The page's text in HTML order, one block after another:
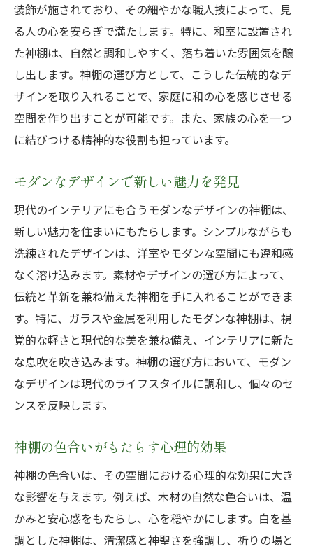
家庭内での最適な設置場所の見つけ方
空間の使い方を考えた神棚の配置
設置場所による運気の変化
心に響く神棚のベストポジション
家庭の中心としての神棚設置方法
神棚が主張する場の雰囲気作り
素材、デザイン、サイズを総合的に評価
職人技が光る製造過程の理解
地域の文化と伝統を尊重した選定
選び方が家族にもたらす影響
神棚の配置が運気に与える影響
選び方で実現する信仰の深まり
神棚の選び方で家庭に安らぎと信仰の場を
心地よい信仰の場を作るための選び方
家庭全体に安らぎをもたらす神棚
神棚が家族関係に与えるポジティブな影響
安らぎを感じる神棚の配置法
選び方で築く信仰の絆
装飾が施されており、その細やかな職人技によって、見
る人の心を安らぎで満たします。特に、和室に設置され
た神棚は、自然と調和しやすく、落ち着いた雰囲気を醸
し出します。神棚の選び方として、こうした伝統的なデ
ザインを取り入れることで、家庭に和の心を感じさせる
空間を作り出すことが可能です。また、家族の心を一つ
に結びつける精神的な役割も担っています。
モダンなデザインで新しい魅力を発見
現代のインテリアにも合うモダンなデザインの神棚は、
新しい魅力を住まいにもたらします。シンプルながらも
洗練されたデザインは、洋室やモダンな空間にも違和感
なく溶け込みます。素材やデザインの選び方によって、
伝統と革新を兼ね備えた神棚を手に入れることができま
す。特に、ガラスや金属を利用したモダンな神棚は、視
覚的な軽さと現代的な美を兼ね備え、インテリアに新た
な息吹を吹き込みます。神棚の選び方において、モダン
なデザインは現代のライフスタイルに調和し、個々のセ
ンスを反映します。
神棚の色合いがもたらす心理的効果
神棚の色合いは、その空間における心理的な効果に大き
な影響を与えます。例えば、木材の自然な色合いは、温
かみと安心感をもたらし、心を穏やかにします。白を基
調とした神棚は、清潔感と神聖さを強調し、祈りの場と